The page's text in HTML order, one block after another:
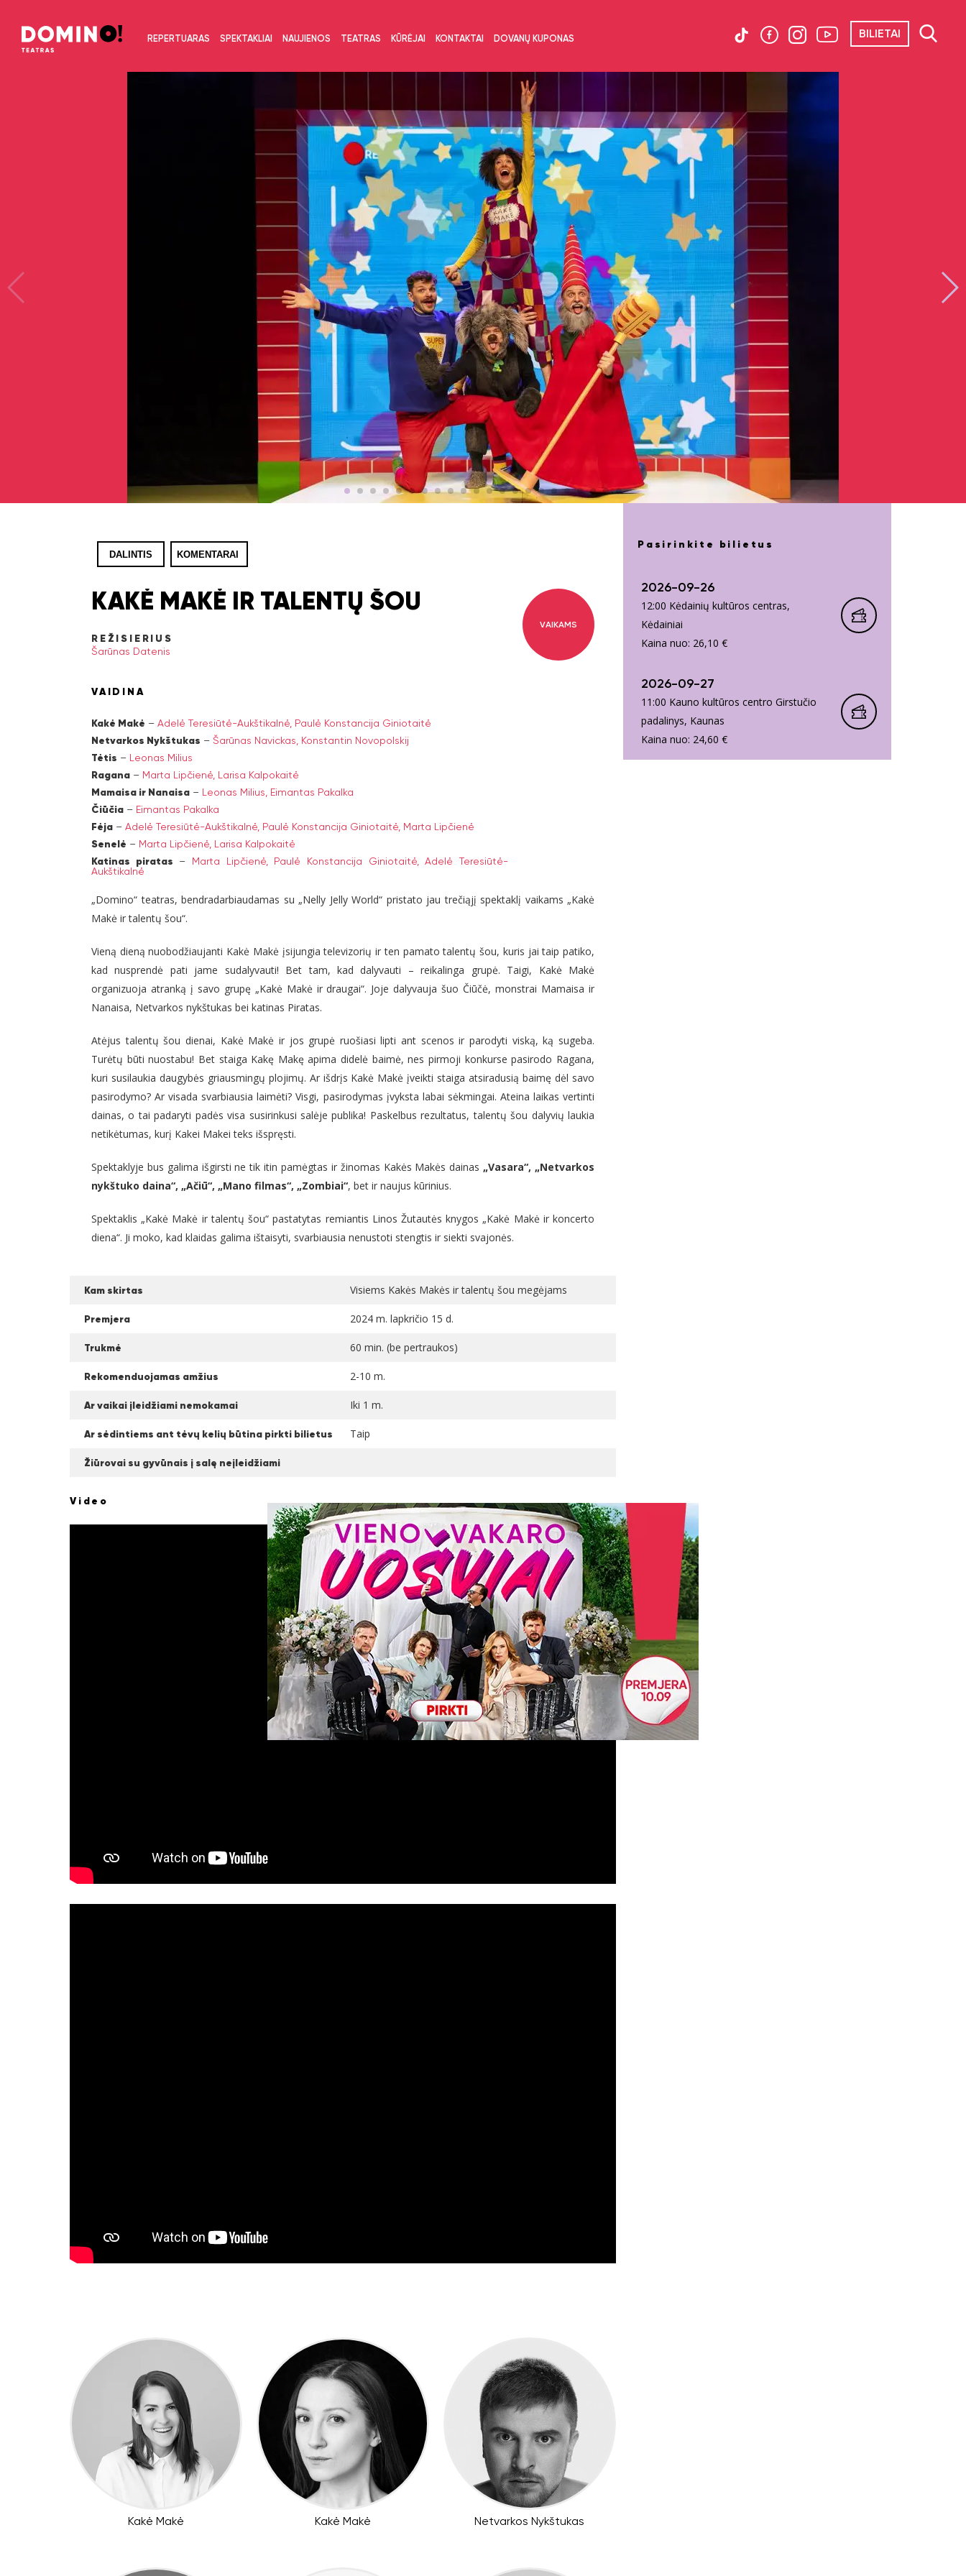
BILIETAI
REPERTUARAS SPEKTAKLIAI NAUJIENOS TEATRAS KŪRĖJAI KONTAKTAI DOVANŲ KUPONAS
DALINTIS KOMENTARAI
KAKĖ MAKĖ IR TALENTŲ ŠOU
REŽISIERIUS
Šarūnas Datenis
VAIDINA
Kakė Makė – Adelė Teresiūtė-Aukštikalnė, Paulė Konstancija Giniotaitė
Netvarkos Nykštukas – Šarūnas Navickas, Konstantin Novopolskij
Tėtis – Leonas Milius
Ragana – Marta Lipčienė, Larisa Kalpokaitė
Mamaisa ir Nanaisa – Leonas Milius, Eimantas Pakalka
Čiūčia – Eimantas Pakalka
Fėja – Adelė Teresiūtė-Aukštikalnė, Paulė Konstancija Giniotaitė, Marta Lipčienė
Senelė – Marta Lipčienė, Larisa Kalpokaitė
Katinas piratas – Marta Lipčienė, Paulė Konstancija Giniotaitė,Adelė Teresiūtė-
Aukštikalnė
VAIKAMS
„Domino“ teatras, bendradarbiaudamas su „Nelly Jelly World“ pristato jau trečiąjį spektaklį vaikams „Kakė
Makė ir talentų šou“.
Vieną dieną nuobodžiaujanti Kakė Makė įsijungia televizorių ir ten pamato talentų šou, kuris jai taip patiko,
kad nusprendė pati jame sudalyvauti! Bet tam, kad dalyvauti – reikalinga grupė. Taigi, Kakė Makė
organizuoja atranką į savo grupę „Kakė Makė ir draugai“. Joje dalyvauja šuo Čiūčė, monstrai Mamaisa ir
Nanaisa, Netvarkos nykštukas bei katinas Piratas.
Atėjus talentų šou dienai, Kakė Makė ir jos grupė ruošiasi lipti ant scenos ir parodyti viską, ką sugeba.
Turėtų būti nuostabu! Bet staiga Kakę Makę apima didelė baimė, nes pirmoji konkurse pasirodo Ragana,
kuri susilaukia daugybės griausmingų plojimų. Ar išdrįs Kakė Makė įveikti staiga atsiradusią baimę dėl savo
pasirodymo? Ar visada svarbiausia laimėti? Visgi, pasirodymas įvyksta labai sėkmingai. Ateina laikas vertinti
dainas, o tai padaryti padės visa susirinkusi salėje publika! Paskelbus rezultatus, talentų šou dalyvių laukia
netikėtumas, kurį Kakei Makei teks išspręsti.
Spektaklyje bus galima išgirsti ne tik itin pamėgtas ir žinomas Kakės Makės dainas „Vasara“, „Netvarkos
nykštuko daina“, „Ačiū“, „Mano filmas“, „Zombiai“, bet ir naujus kūrinius.
Spektaklis „Kakė Makė ir talentų šou“ pastatytas remiantis Linos Žutautės knygos „Kakė Makė ir koncerto
diena“. Ji moko, kad klaidas galima ištaisyti, svarbiausia nenustoti stengtis ir siekti svajonės.
Kam skirtas Visiems Kakės Makės ir talentų šou megėjams
Premjera 2024 m. lapkričio 15 d.
Trukmė 60 min. (be pertraukos)
Rekomenduojamas amžius 2-10 m.
Ar vaikai įleidžiami nemokamai Iki 1 m.
Ar sėdintiems ant tėvų kelių būtina pirkti bilietus Taip
Žiūrovai su gyvūnais į salę neįleidžiami
Pasirinkite bilietus
2026-09-26
12:00 Kėdainių kultūros centras,
Kėdainiai
Kaina nuo: 26,10 €
2026-09-27
11:00 Kauno kultūros centro Girstučio
padalinys, Kaunas
Kaina nuo: 24,60 €
Video
Kakė Makė Kakė Makė Netvarkos Nykštukas